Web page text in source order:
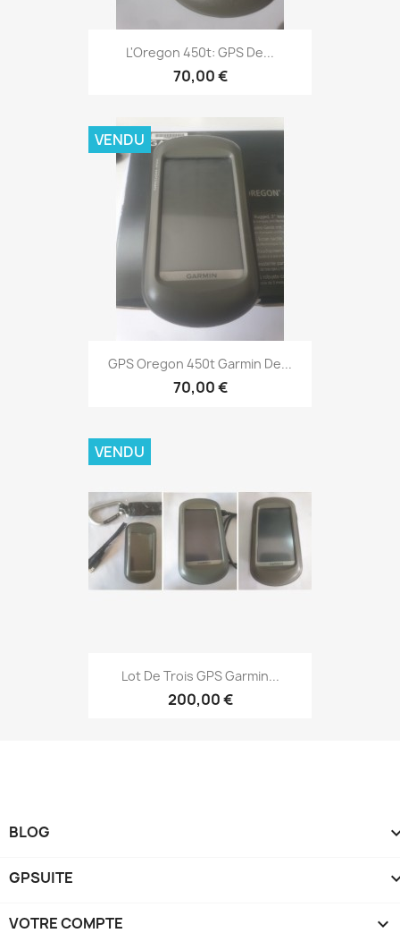
Aperçu rapide
L'Oregon 450t: GPS De...
70,00 €
Aperçu rapide
GPS Oregon 450t Garmin De...
70,00 €
VENDU
Aperçu rapide
Lot De Trois GPS Garmin...
200,00 €
VENDU
BLOG
GPSUITE
VOTRE COMPTE 